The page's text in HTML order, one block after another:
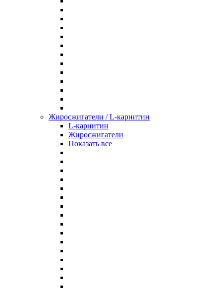
Жиросжигатели / L-карнитин
L-карнитин
Жиросжигатели
Показать все